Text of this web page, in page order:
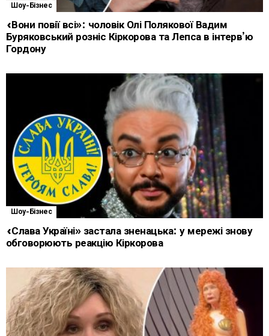
Шоу-Бізнес
«Вони повії всі»: чоловік Олі Полякової Вадим
Буряковський розніс Кіркорова та Лепса в інтерв’ю
Гордону
Шоу-Бізнес
«Слава Україні» застала зненацька: у мережі знову
обговорюють реакцію Кіркорова